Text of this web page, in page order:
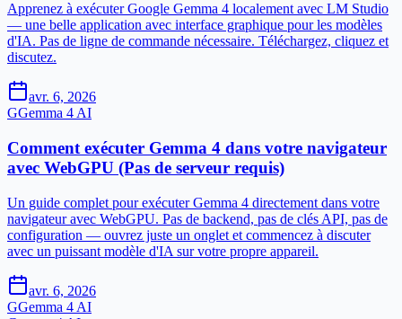
Apprenez à exécuter Google Gemma 4 localement avec LM Studio
— une belle application avec interface graphique pour les modèles
d'IA. Pas de ligne de commande nécessaire. Téléchargez, cliquez et
discutez.
avr. 6, 2026
GGemma 4 AI
Comment exécuter Gemma 4 dans votre navigateur
avec WebGPU (Pas de serveur requis)
Un guide complet pour exécuter Gemma 4 directement dans votre
navigateur avec WebGPU. Pas de backend, pas de clés API, pas de
configuration — ouvrez juste un onglet et commencez à discuter
avec un puissant modèle d'IA sur votre propre appareil.
avr. 6, 2026
GGemma 4 AI